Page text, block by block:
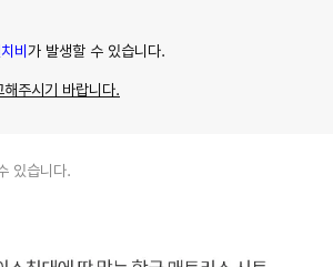
비 가 발생할 수 있습니다.
주시기 바랍니다.
있습니다.